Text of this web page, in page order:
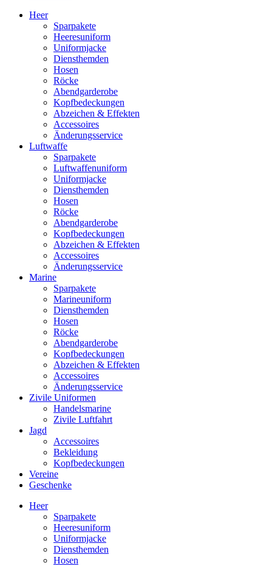
Heer
Sparpakete
Heeresuniform
Uniformjacke
Diensthemden
Hosen
Röcke
Abendgarderobe
Kopfbedeckungen
Abzeichen & Effekten
Accessoires
Änderungsservice
Luftwaffe
Sparpakete
Luftwaffenuniform
Uniformjacke
Diensthemden
Hosen
Röcke
Abendgarderobe
Kopfbedeckungen
Abzeichen & Effekten
Accessoires
Änderungsservice
Marine
Sparpakete
Marineuniform
Diensthemden
Hosen
Röcke
Abendgarderobe
Kopfbedeckungen
Abzeichen & Effekten
Accessoires
Änderungsservice
Zivile Uniformen
Handelsmarine
Zivile Luftfahrt
Jagd
Accessoires
Bekleidung
Kopfbedeckungen
Vereine
Geschenke
Heer
Sparpakete
Heeresuniform
Uniformjacke
Diensthemden
Hosen